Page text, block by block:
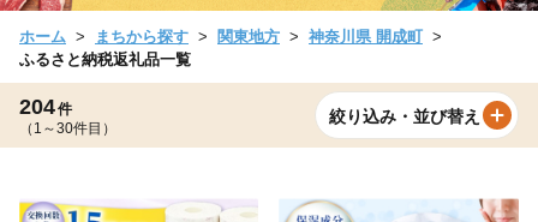
ホーム まちから探す 関東地方
神奈川県 開成町
ふるさと納税返礼品一覧
204件
（1～30件目）
絞り込み・並び替え